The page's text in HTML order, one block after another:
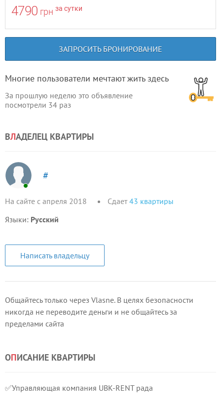
4790 грн за сутки
ЗАПРОСИТЬ БРОНИРОВАНИЕ
Многие пользователи мечтают жить здесь
За прошлую неделю это объявление
посмотрели 34 раз
ВЛАДЕЛЕЦ КВАРТИРЫ
#
На сайте с апреля 2018 Сдает43 квартиры
Языки: Русский
Написать владельцу
Общайтесь только через Vlasne. В целях безопасности
никогда не переводите деньги и не общайтесь за
пределами сайта
ОПИСАНИЕ КВАРТИРЫ
✅Управляющая компания UBK-RENT рада